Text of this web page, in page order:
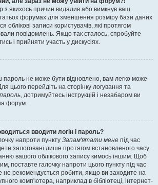
з якихось причин видалив або вимкнув ваш
форумах для зменшення розміру бази даних
облікові записи користувачів, які протягом
повідомлень. Якщо так сталось, спробуйте
і прийняти участь у дискусіях.
пароль не може бути відновлено, вам легко може
цього перейдіть на сторінку логування та
, дотримуйтесь інструкцій і незабаром ви
форум.
вводити логін і пароль?
напроти пункту Запам'ятати мене під час
залоговані лише протягом встановленого часу.
вашого облікового запису кимось іншим. Щоб
поставте галочку напроти цього пункту під час
рекомендується робити, якщо ви заходите на
комп'ютера, наприклад в бібліотеці, інтернет-